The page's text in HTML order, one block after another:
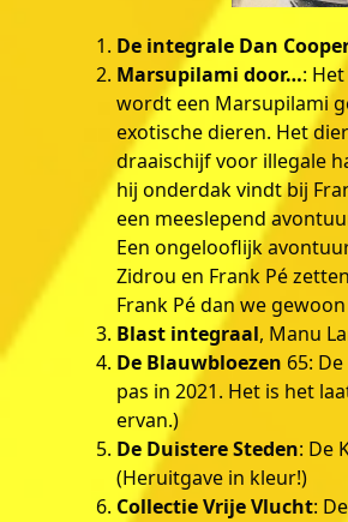
De integrale Dan
Marsupilami door…:
wordt een Marsupilami
exotische dieren. Het
draaischijf voor illegale
hij onderdak vindt bij
een meeslepend
Een ongelooflijk
Zidrou en Frank Pé
Frank Pé dan we
Blast integraal, Manu
De Blauwbloezen 65:
pas in 2021. Het is het
ervan.)
De Duistere Steden: De
(Heruitgave in kleur!)
Collectie Vrije Vlucht: